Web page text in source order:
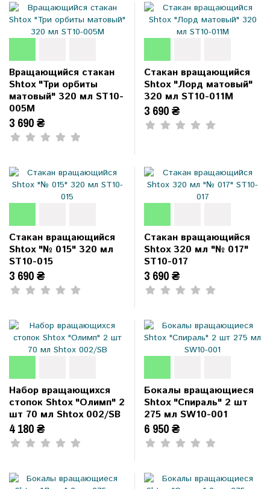
Вращающийся стакан
Shtox "Три орбиты
матовый" 320 мл ST10-
005M
3 690 ₴
Стакан вращающийся
Shtox "Лорд матовый"
320 мл ST10-011M
3 690 ₴
Стакан вращающийся
Shtox "№ 015" 320 мл
ST10-015
3 690 ₴
Стакан вращающийся
Shtox 320 мл "№ 017"
ST10-017
3 690 ₴
Набор вращающихся
стопок Shtox "Олимп" 2
шт 70 мл Shtox 002/SB
4 180 ₴
Бокалы вращающиеся
Shtox "Спираль" 2 шт
275 мл SW10-001
6 950 ₴